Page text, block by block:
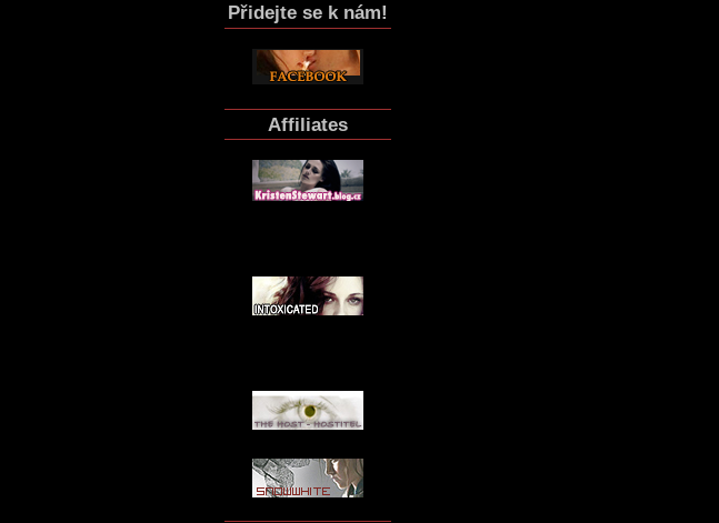
Přidejte se k nám!
Affiliates